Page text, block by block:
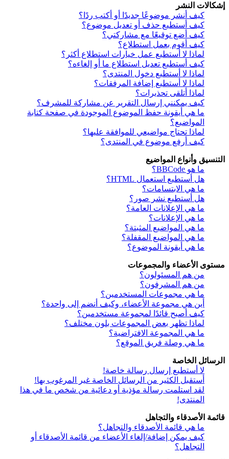
إشكالات النشر
كيف أنشر موضوعًا جديدًا أو أكتب ردًا؟
كيف أستطيع حذف أو تعديل موضوع؟
كيف أضع توقيعًا مع مشاركتي؟
كيف أقوم بعمل استطلاع؟
لماذا لا أستطيع عمل خيارات استطلاع أكثر؟
كيف أستطيع تعديل استطلاع ما أو إلغاءه؟
لماذا لا أستطيع دخول المنتدى؟
لماذا لا أستطيع إضافة المرفقات؟
لماذا أتلقى تحذيرات؟
كيف يمكنني إرسال التقرير عن مشاركة للمشرف؟
ما هي أيقونة حفظ الموضوع الموجودة في صفحة كتابة
المواضيع؟
لماذا تحتاج مواضيعي للموافقة عليها؟
كيف أرفع موضوع في المنتدى؟
التنسيق وأنواع المواضيع
ما هو BBCode؟
هل أستطيع استعمال HTML؟
ما هي الابتسامات؟
هل أستطيع نشر صور؟
ما هي الإعلانات العامة؟
ما هي الإعلانات؟
ما هي المواضيع المثبتة؟
ما هي المواضيع المقفلة؟
ما هي أيقونة الموضوع؟
مستوى الأعضاء والمجموعات
من هم المسئولون؟
من هم المشرفون؟
ما هي مجموعات المستخدمين؟
أين هي مجموعة الأعضاء، وكيف أنضم إلى واحدة؟
كيف أصبح قائدًا لمجموعة مستخدمين؟
لماذا تظهر بعض المجموعات بلون مختلف؟
ما هي المجموعة الافتراضية؟
ما هي وصلة فريق الموقع؟
الرسائل الخاصة
لا أستطيع إرسال رسالة خاصة!
أستقبل الكثير من الرسائل الخاصة غير المرغوب بها!
لقد استلمت رسالة مؤذية أو دعائية من شخص ما في هذا
المنتدى!
قائمة الأصدقاء والتجاهل
ما هي قائمة الأصدقاء والتجاهل؟
كيف يمكن إضافة/إلغاء الأعضاء من قائمة الأصدقاء أو
التجاهل؟